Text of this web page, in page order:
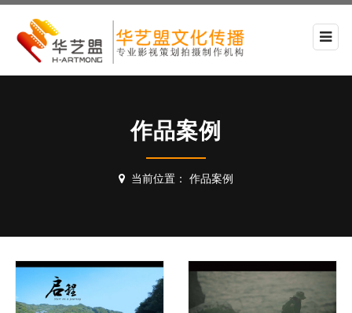
作品案例
当前位置： 作品案例